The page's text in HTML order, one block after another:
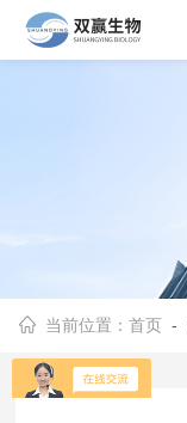
当前位置：首页 -